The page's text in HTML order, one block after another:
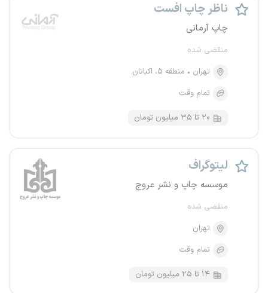
ناظر چاپ افست
چاپ آرمانی
منقضی شده
تهران
منطقه ۵، اکباتان
تمام وقت
۲۰ تا ۳۵ میلیون تومان
لیتوگراف
موسسه چاپ و نشر عروج
منقضی شده
تهران
تمام وقت
۱۴ تا ۲۵ میلیون تومان